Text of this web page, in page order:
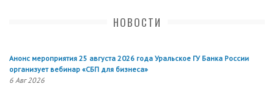
НОВОСТИ
Анонс мероприятия 25 августа 2026 года Уральское ГУ Банка России
организует вебинар «СБП для бизнеса»
6 Авг 2026